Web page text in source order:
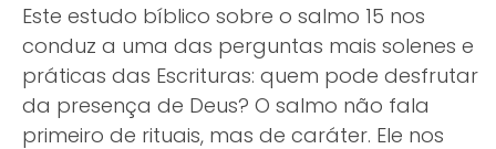
Este estudo bíblico sobre o salmo 15 nos
conduz a uma das perguntas mais solenes e
práticas das Escrituras: quem pode desfrutar
da presença de Deus? O salmo não fala
primeiro de rituais, mas de caráter. Ele nos